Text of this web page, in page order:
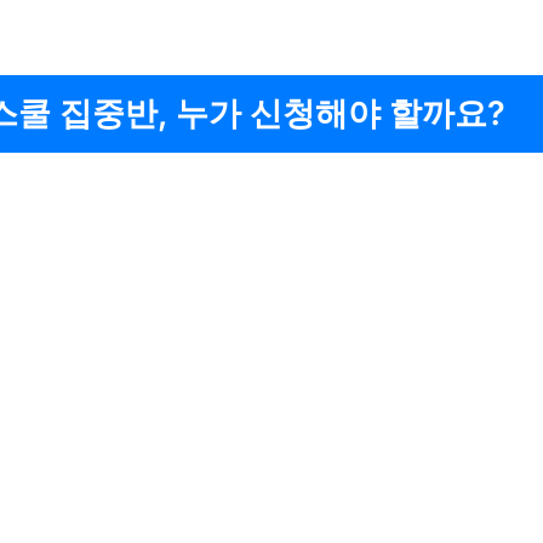
쿨 집중반, 누가 신청해야 할까요?